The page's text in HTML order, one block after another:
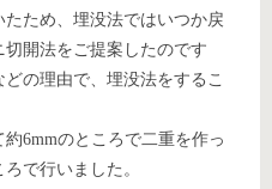
ため、埋没法ではいつか戻
開法をご提案したのです
の理由で、埋没法をするこ
6mmのところで二重を作っ
で行いました。